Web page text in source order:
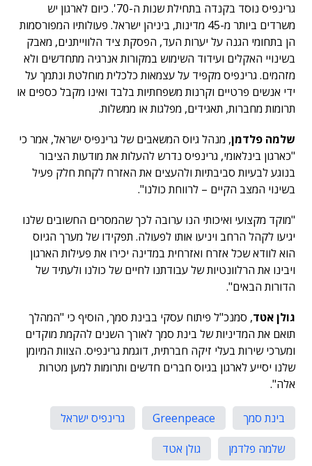
גרינפיס נוסד בקנדה בתחילת שנות ה-70'. כיום לארגון יש
משרדים ביותר מ-45 מדינות, ביניהן ישראל. פעולותיו המפורסמות
הן בתחומי הגנה על יערות העד, הפסקת ציד הלווייתנים, מאבק
בשינויי האקלים ועידוד השימוש במקורות אנרגיה מתחדשים ולא
מזהמים. גרינפיס מקפיד על עצמאות כלכלית מוחלטת ונתמך על
ידי אנשים פרטיים וקרנות משפחתיות בלבד ואינו מקבל כספים או
תרומות מחברות, תאגידים, מפלגות או ממשלות.
שלמה פלדמן, מנהל גיוס המשאבים של גרינפיס ישראל, אמר כי
"כארגון בינלאומי, גרינפיס נדרש להעלות את מודעות הציבור
בנוגע לבעיות סביבתיות ולהעצים את האזרח לקחת חלק פעיל
בשינוי המצב הקיים – לרווחת כולנו".
"מוקד מקצועי ואיכותי הנו ערובה לכך שהמסרים החשובים שלנו
יגיעו לקהל הרחב ויניעו אותו לפעולה. תפקידו של מערך הגיוס
הוא לוודא שכל אזרח ואזרחית במדינה יכירו את פעילות הארגון
ויבינו את הרלוונטיות של עבודתנו לחיים של כולנו ולעתיד של
הדורות הבאים".
גולן אטד, סמנכ"ל פיתוח עסקי בבינת סמך, הוסיף כי "המהלך
תואם את המדיניות של בינת סמך לאורך השנים להקמת מוקדים
ומערכי שירות בעלי זיקה חברתית, דוגמת גרינפיס. הצוות המיומן
שלנו יסייע לארגון בגיוס חברים חדשים ותרומות למען מטרות
אלה".
בינת סמך Greenpeace
גרינפיס ישראל
שלמה פלדמן
גולן אטד